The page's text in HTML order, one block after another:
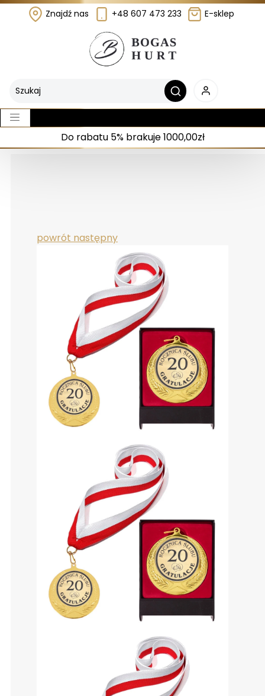
Znajdź nas +48 607 473 233 E-sklep
Do rabatu 5% brakuje 1000,00zł
powrót następny